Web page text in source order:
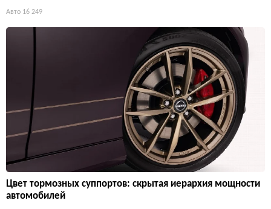
Авто 16 249
Цвет тормозных суппортов: скрытая иерархия мощности
автомобилей